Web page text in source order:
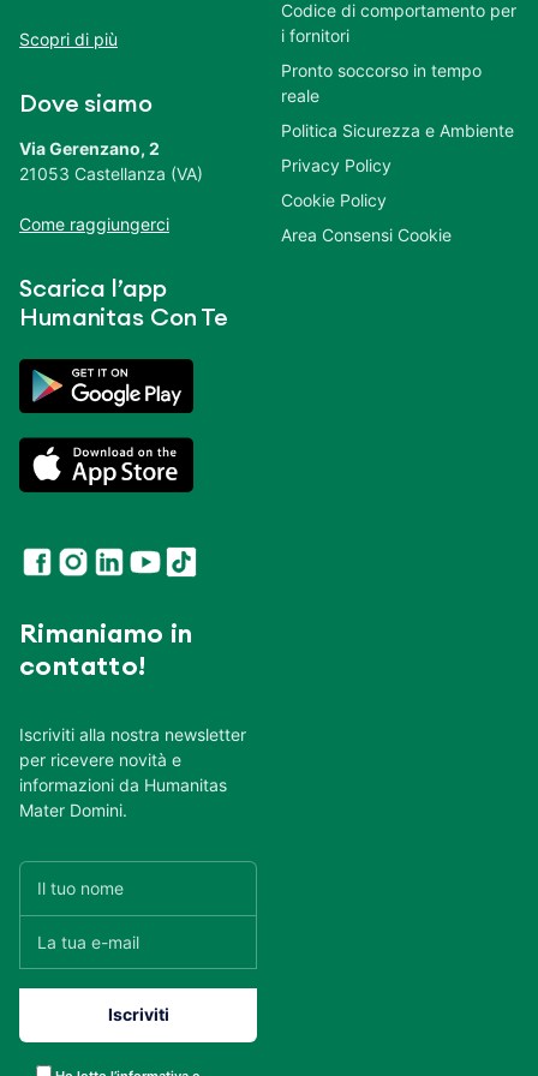
Scopri di più
Dove siamo
Via Gerenzano, 2
21053 Castellanza (VA)
Come raggiungerci
Scarica l’app
Humanitas Con Te
Rimaniamo in
contatto!
Iscriviti alla nostra newsletter
per ricevere novità e
informazioni da Humanitas
Mater Domini.
Codice di comportamento per
i fornitori
Pronto soccorso in tempo
reale
Politica Sicurezza e Ambiente
Privacy Policy
Cookie Policy
Area Consensi Cookie